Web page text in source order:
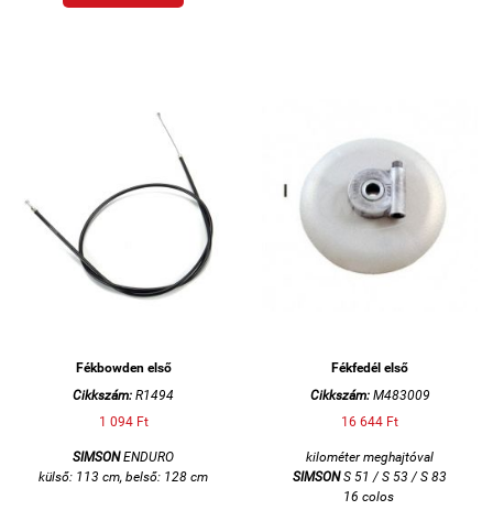
Fékbowden első
Cikkszám: R1494
1 094 Ft
SIMSONENDURO
külső: 113 cm, belső: 128 cm
Fékfedél első
Cikkszám:M483009
16 644 Ft
kilométer meghajtóval
SIMSONS 51 / S 53 / S 83
16 colos